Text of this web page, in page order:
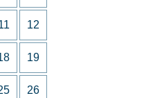
12
19
26